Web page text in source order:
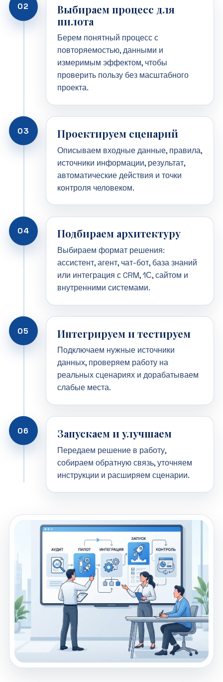
02
Выбираем процесс для
пилота
Берем понятный процесс с
повторяемостью, данными и
измеримым эффектом, чтобы
проверить пользу без масштабного
проекта.
03 Проектируем сценарий
Описываем входные данные, правила,
источники информации, результат,
автоматические действия и точки
контроля человеком.
04 Подбираем архитектуру
Выбираем формат решения:
ассистент, агент, чат-бот, база знаний
или интеграция с CRM, 1С, сайтом и
внутренними системами.
05 Интегрируем и тестируем
Подключаем нужные источники
данных, проверяем работу на
реальных сценариях и дорабатываем
слабые места.
06 Запускаем и улучшаем
Передаем решение в работу,
собираем обратную связь, уточняем
инструкции и расширяем сценарии.